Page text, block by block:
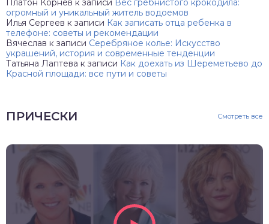
Платон Корнев к записи Вес гребнистого крокодила:
огромный и уникальный житель водоемов
Илья Сергеев к записи Как записать отца ребенка в
телефоне: советы и рекомендации
Вячеслав к записи Серебряное колье: Искусство
украшений, история и современные тенденции
Татьяна Лаптева к записи Как доехать из Шереметьево до
Красной площади: все пути и советы
ПРИЧЕСКИ Смотреть все